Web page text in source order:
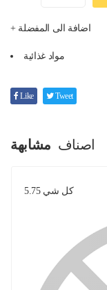
+ اضافة الى المفضلة
مواد غذائية
Like Tweet
اصناف مشابهة
كل شي 5.75